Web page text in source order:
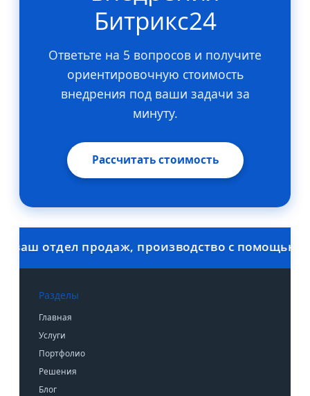
Битрикс24
Ответьте на 5 вопросов и получите
ориентировочную стоимость
внедрения под ваши задачи за
минуту.
Рассчитать стоимость
отдел продаж, производство с помощью
Разделы
Главная
Услуги
Портфолио
Решения
Блог